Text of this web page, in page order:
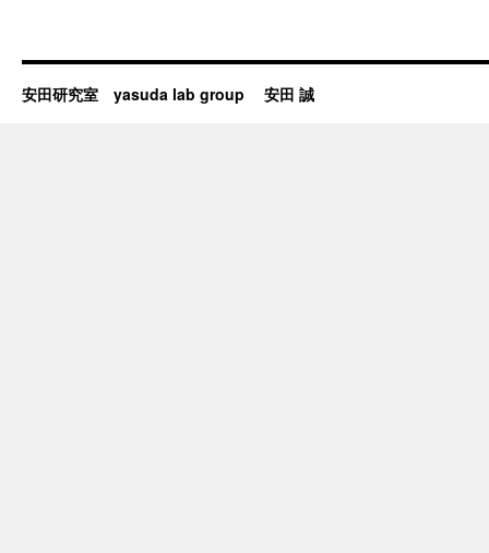
安田研究室 yasuda lab group 安田 誠